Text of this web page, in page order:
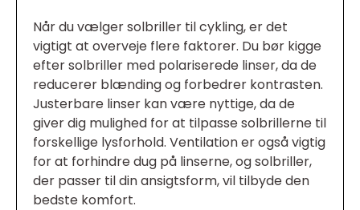
Når du vælger solbriller til cykling, er det
vigtigt at overveje flere faktorer. Du bør kigge
efter solbriller med polariserede linser, da de
reducerer blænding og forbedrer kontrasten.
Justerbare linser kan være nyttige, da de
giver dig mulighed for at tilpasse solbrillerne til
forskellige lysforhold. Ventilation er også vigtig
for at forhindre dug på linserne, og solbriller,
der passer til din ansigtsform, vil tilbyde den
bedste komfort.